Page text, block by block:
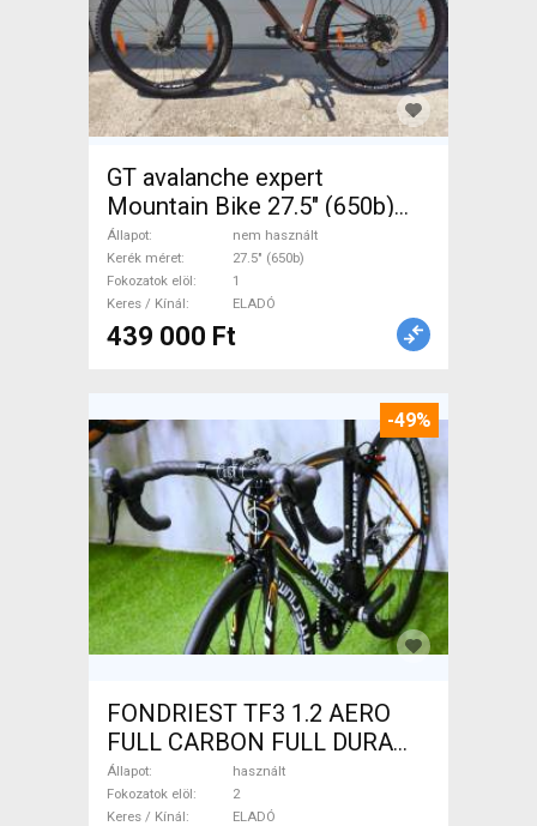
GT avalanche expert
Mountain Bike 27.5" (650b)
elöl teleszkópos nem
használt ELADÓ
Állapot
nem használt
Kerék méret
27.5" (650b)
Fokozatok elöl
1
Keres / Kínál
ELADÓ
439 000 Ft
-49%
FONDRIEST TF3 1.2 AERO
FULL CARBON FULL DURA
ACE Országúti patkófék
használt ELADÓ
Állapot
használt
Fokozatok elöl
2
Keres / Kínál
ELADÓ